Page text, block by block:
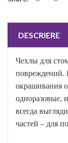
DESCRIERE
Чехлы для
повреждений.
окрашивания
одноразовые,
всегда
частей – для